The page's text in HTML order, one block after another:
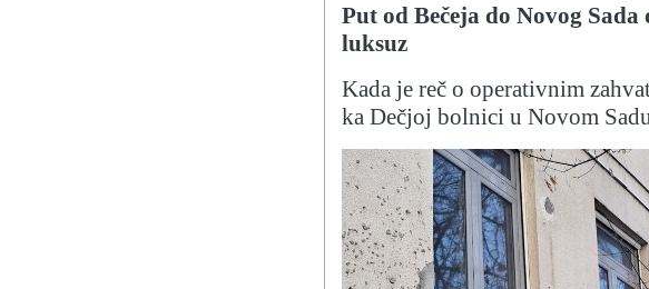
Put od Bečeja do Novog
luksuz
Kada je reč o operativnim
ka Dečjoj bolnici u Novom